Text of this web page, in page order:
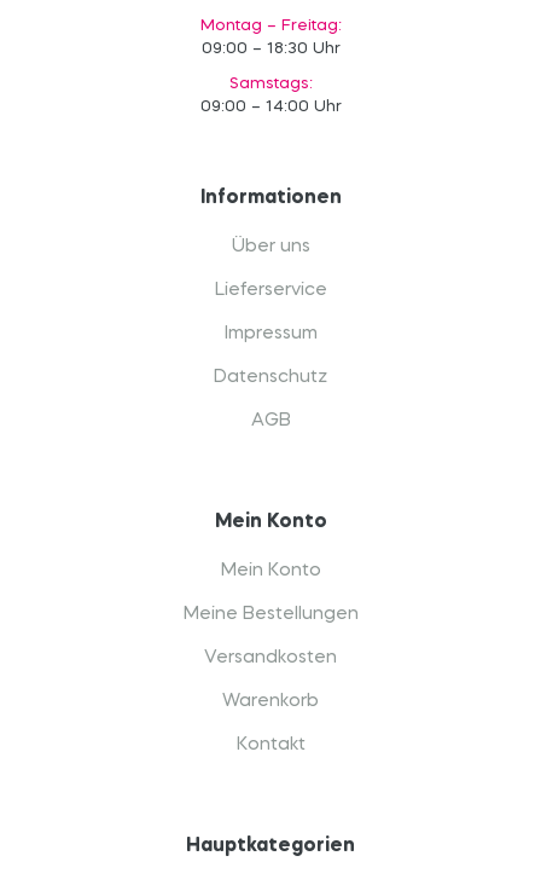
Montag – Freitag:
09:00 – 18:30 Uhr
Samstags:
09:00 – 14:00 Uhr
Informationen
Über uns
Lieferservice
Impressum
Datenschutz
AGB
Mein Konto
Mein Konto
Meine Bestellungen
Versandkosten
Warenkorb
Kontakt
Hauptkategorien